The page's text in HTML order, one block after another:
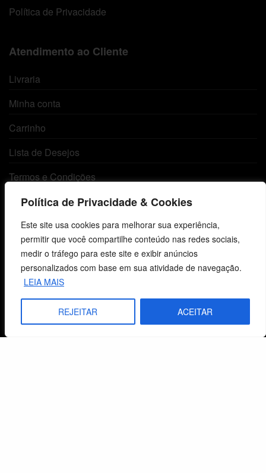
Política de Privacidade & Cookies
Este site usa cookies para melhorar sua experiência,
permitir que você compartilhe conteúdo nas redes sociais,
medir o tráfego para este site e exibir anúncios
personalizados com base em sua atividade de navegação.
LEIA MAIS
REJEITAR ACEITAR
Política de Privacidade
Atendimento ao Cliente
Livraria
Minha conta
Carrinho
Lista de Desejos
Termos e Condições
CNPJ: 29.832.607/0001-10
São Leopoldo, RS, Brasil
Fale Conosco
E-mails